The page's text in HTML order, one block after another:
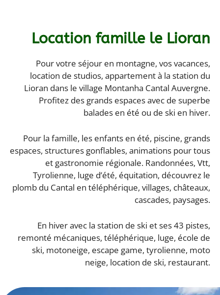
Location famille le Lioran
Pour votre séjour en montagne, vos vacances,
location de studios, appartement à la station du
Lioran dans le village Montanha Cantal Auvergne.
Profitez des grands espaces avec de superbe
balades en été ou de ski en hiver.
Pour la famille, les enfants en été, piscine, grands
espaces, structures gonflables, animations pour tous
et gastronomie régionale. Randonnées, Vtt,
Tyrolienne, luge d’été, équitation, découvrez le
plomb du Cantal en téléphérique, villages, châteaux,
cascades, paysages.
En hiver avec la station de ski et ses 43 pistes,
remonté mécaniques, téléphérique, luge, école de
ski, motoneige, escape game, tyrolienne, moto
neige, location de ski, restaurant.